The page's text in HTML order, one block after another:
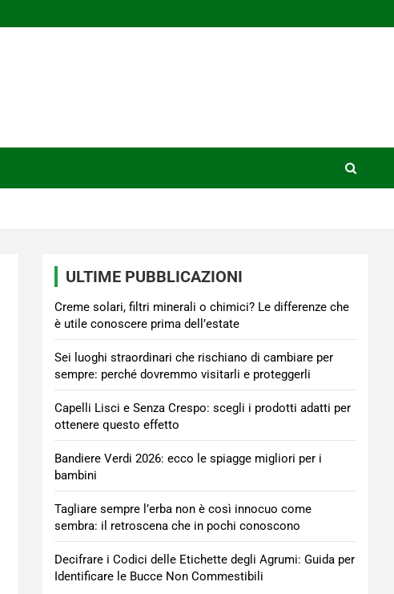
ULTIME PUBBLICAZIONI
Creme solari, filtri minerali o chimici? Le differenze che
è utile conoscere prima dell’estate
Sei luoghi straordinari che rischiano di cambiare per
sempre: perché dovremmo visitarli e proteggerli
Capelli Lisci e Senza Crespo: scegli i prodotti adatti per
ottenere questo effetto
Bandiere Verdi 2026: ecco le spiagge migliori per i
bambini
Tagliare sempre l’erba non è così innocuo come
sembra: il retroscena che in pochi conoscono
Decifrare i Codici delle Etichette degli Agrumi: Guida per
Identificare le Bucce Non Commestibili